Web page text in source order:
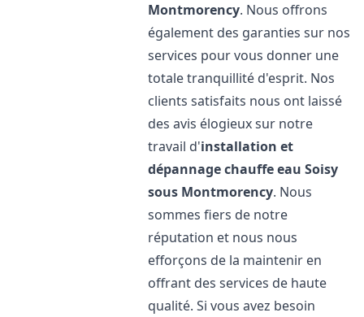
Montmorency. Nous offrons
également des garanties sur nos
services pour vous donner une
totale tranquillité d'esprit. Nos
clients satisfaits nous ont laissé
des avis élogieux sur notre
travail d'installation et
dépannage chauffe eau Soisy
sous Montmorency. Nous
sommes fiers de notre
réputation et nous nous
efforçons de la maintenir en
offrant des services de haute
qualité. Si vous avez besoin